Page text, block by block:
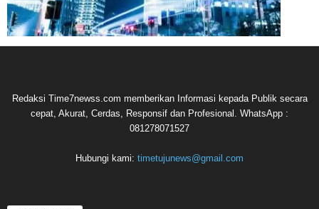
Redaksi Time7newss.com memberikan Informasi kepada Publik secara
cepat, Akurat, Cerdas, Responsif dan Profesional. WhatsApp :
081278071527
Hubungi kami: timetujunews@gmail.com